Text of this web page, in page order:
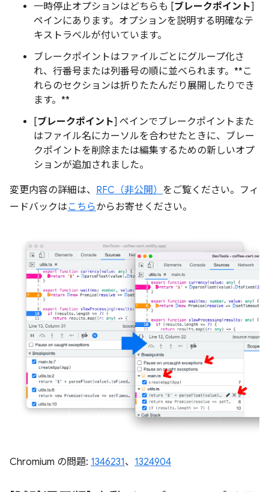
一時停止オプションはどちらも [ブレークポイント]
ペインにあります。オプションを説明する明確なテ
キストラベルが付いています。
ブレークポイントはファイルごとにグループ化さ
れ、行番号または列番号の順に並べられます。**こ
れらのセクションは折りたたんだり展開したりでき
ます。**
[ブレークポイント] ペインでブレークポイントまた
はファイル名にカーソルを合わせたときに、ブレー
クポイントを削除または編集するための新しいオプ
ションが追加されました。
変更内容の詳細は、 RFC（非公開） をご覧ください。フィ
ードバックはこちらからお寄せください。
Chromium の問題: 1346231、 1324904